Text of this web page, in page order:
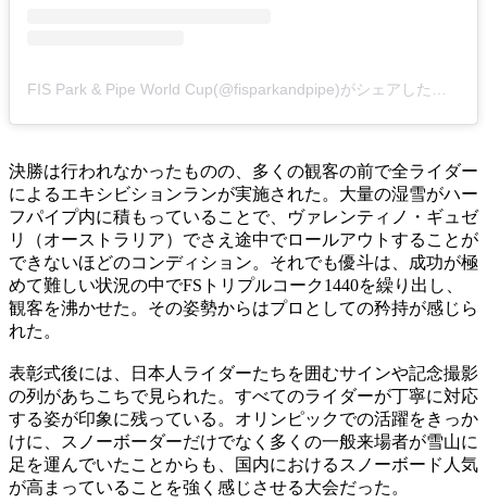
決勝は行われなかったものの、多くの観客の前で全ライダー
によるエキシビションランが実施された。大量の湿雪がハー
フパイプ内に積もっていることで、ヴァレンティノ・ギュゼ
リ（オーストラリア）でさえ途中でロールアウトすることが
できないほどのコンディション。それでも優斗は、成功が極
めて難しい状況の中でFSトリプルコーク1440を繰り出し、
観客を沸かせた。その姿勢からはプロとしての矜持が感じら
れた。
表彰式後には、日本人ライダーたちを囲むサインや記念撮影
の列があちこちで見られた。すべてのライダーが丁寧に対応
する姿が印象に残っている。オリンピックでの活躍をきっか
けに、スノーボーダーだけでなく多くの一般来場者が雪山に
足を運んでいたことからも、国内におけるスノーボード人気
が高まっていることを強く感じさせる大会だった。